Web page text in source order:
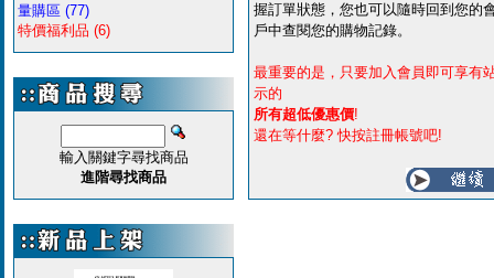
量購區 (77)
特價福利品 (6)
輸入關鍵字尋找商品
進階尋找商品
握訂單狀態，您也可以隨時回到您的
戶中查閱您的購物記錄。
最重要的是，只要加入會員即可享有
示的
所有超低優惠價!
還在等什麼? 快按註冊帳號吧!